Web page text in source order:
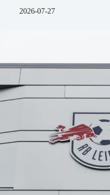
2026-07-27